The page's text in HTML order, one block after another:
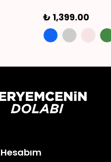
₺ 1,399.00
Hesabım